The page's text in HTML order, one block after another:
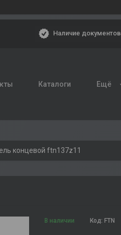
Наличие документов
Каталоги Ещё
концевой ftn137z11
В наличии Код: FTN